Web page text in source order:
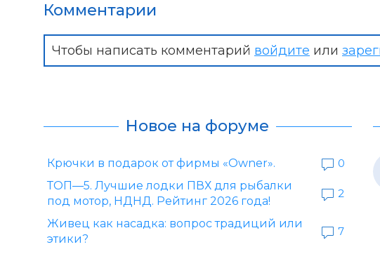
Комментарии
Чтобы написать комментарий войдите или
Новое на форуме
Крючки в подарок от фирмы «Owner».
0
ТОП—5. Лучшие лодки ПВХ для рыбалки
под мотор, НДНД. Рейтинг 2026 года!
2
Живец как насадка: вопрос традиций или
этики?
7